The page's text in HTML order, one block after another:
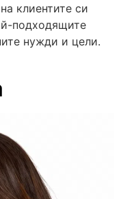
клиентите си
подходящите
нужди и цели.